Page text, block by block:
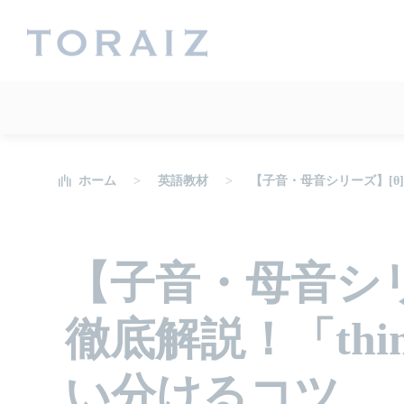
ホーム 英語教材 【子音・母音シリーズ】
【子音・母音
徹底解説！「